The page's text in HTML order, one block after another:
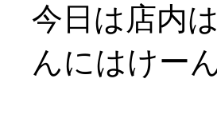
今日は店内
んにはけー